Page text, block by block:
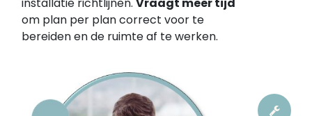
om plan per plan correct voor te
bereiden en de ruimte af te werken.